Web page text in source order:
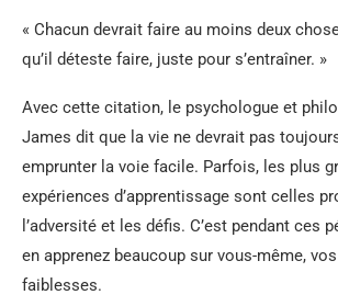
« Chacun devrait faire au moins deux
qu’il déteste faire, juste pour s’entraîner. »
Avec cette citation, le psychologue et
James dit que la vie ne devrait pas
emprunter la voie facile. Parfois, les plus
expériences d’apprentissage sont celles
l’adversité et les défis. C’est pendant ces
en apprenez beaucoup sur vous-même,
faiblesses.